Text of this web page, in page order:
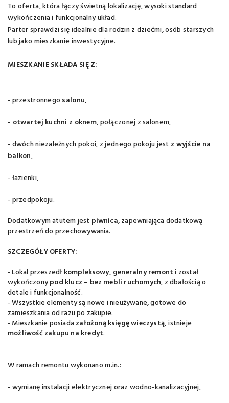
To oferta, która łączy świetną lokalizację, wysoki standard
wykończenia i funkcjonalny układ.
Parter sprawdzi się idealnie dla rodzin z dziećmi, osób starszych
lub jako mieszkanie inwestycyjne.
MIESZKANIE SKŁADA SIĘ Z:
- przestronnego salonu,
- otwartej kuchni z oknem, połączonej z salonem,
- dwóch niezależnych pokoi, z jednego pokoju jest z wyjście na
balkon,
- łazienki,
- przedpokoju.
Dodatkowym atutem jest piwnica, zapewniająca dodatkową
przestrzeń do przechowywania.
SZCZEGÓŁY OFERTY:
- Lokal przeszedł kompleksowy, generalny remonti został
wykończonypod klucz – bez mebli ruchomych, z dbałością o
detale i funkcjonalność.
-Wszystkie elementy są nowe i nieużywane, gotowe do
zamieszkania od razu po zakupie.
- Mieszkanie posiadazałożoną księgę wieczystą,istnieje
możliwość zakupu na kredyt.
W ramach remontu wykonano m.in.:
- wymianę instalacji elektrycznej oraz wodno-kanalizacyjnej,